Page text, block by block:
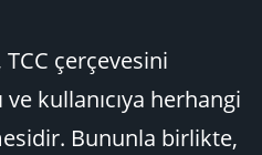
TCC çerçevesini
kullanıcıya herhangi
Bununla birlikte,